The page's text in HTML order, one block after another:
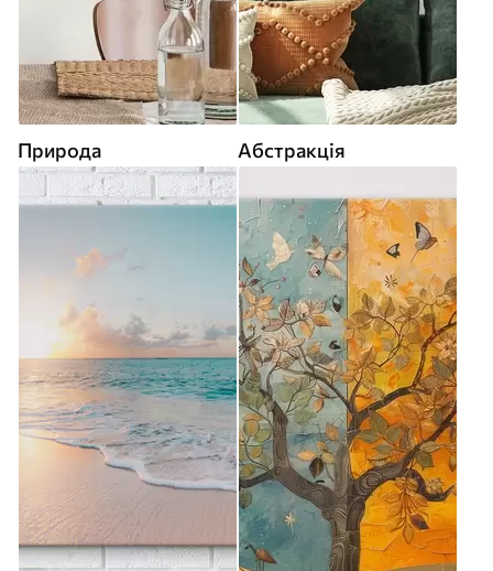
Природа Абстракція